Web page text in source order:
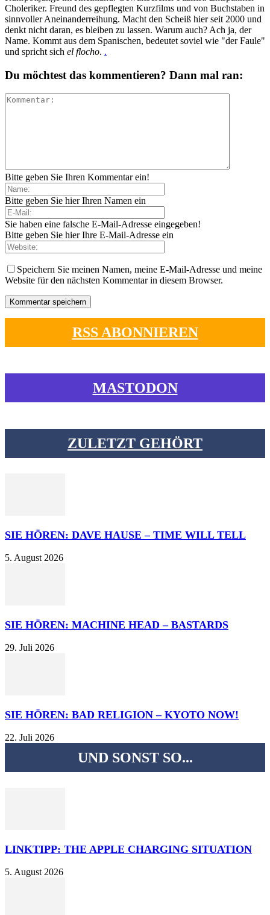
Choleriker. Freund des gepflegten Kurzfilms und von Buchstaben in
sinnvoller Aneinanderreihung. Macht den Scheiß hier seit 2000 und
denkt nicht daran, es bleiben zu lassen. Warum auch? Ach ja, der
Name. Kommt aus dem Spanischen, bedeutet soviel wie "der Faule"
und spricht sich el flocho. .
Du möchtest das kommentieren? Dann mal ran:
Bitte geben Sie Ihren Kommentar ein!
Bitte geben Sie hier Ihren Namen ein
Sie haben eine falsche E-Mail-Adresse eingegeben!
Bitte geben Sie hier Ihre E-Mail-Adresse ein
Speichern Sie meinen Namen, meine E-Mail-Adresse und meine
Website für den nächsten Kommentar in diesem Browser.
RSS ABONNIEREN
MASTODON
ZULETZT GEHÖRT
SIE HÖREN: DAVE HAUSE – TIME WILL TELL
5. August 2026
SIE HÖREN: MACHINE HEAD – BASTARDS
29. Juli 2026
SIE HÖREN: BAD RELIGION – KYOTO NOW!
22. Juli 2026
UND SONST SO...
LINKTIPP: THE APPLE CHARGING SITUATION
5. August 2026